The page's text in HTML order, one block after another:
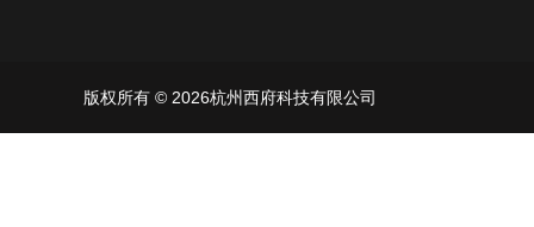
版权所有 © 2026杭州西府科技有限公司